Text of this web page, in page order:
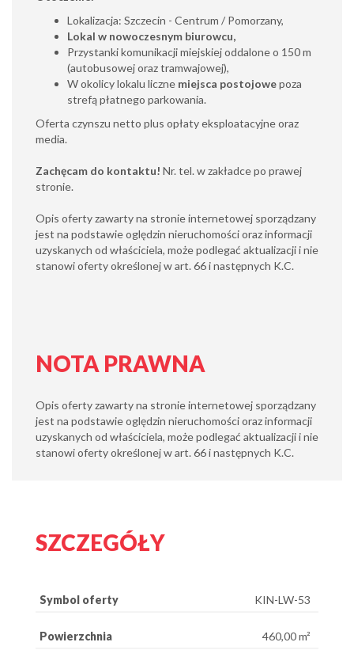
Lokalizacja: Szczecin - Centrum / Pomorzany,
Lokal w nowoczesnym biurowcu,
Przystanki komunikacji miejskiej oddalone o 150 m
(autobusowej oraz tramwajowej),
W okolicy lokalu liczne miejsca postojowepoza
strefą płatnego parkowania.
Oferta czynszu netto plus opłaty eksploatacyjne oraz
media.
Zachęcam do kontaktu! Nr. tel. w zakładce po prawej
stronie.
Opis oferty zawarty na stronie internetowej sporządzany
jest na podstawie oględzin nieruchomości oraz informacji
uzyskanych od właściciela, może podlegać aktualizacji i nie
stanowi oferty określonej w art. 66 i następnych K.C.
NOTA PRAWNA
Opis oferty zawarty na stronie internetowej sporządzany
jest na podstawie oględzin nieruchomości oraz informacji
uzyskanych od właściciela, może podlegać aktualizacji i nie
stanowi oferty określonej w art. 66 i następnych K.C.
SZCZEGÓŁY
Symbol oferty KIN-LW-53
Powierzchnia 460,00 m²